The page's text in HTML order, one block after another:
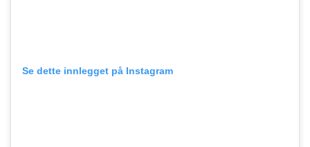
Se dette innlegget på Instagram